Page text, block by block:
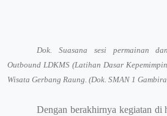
Dok. Suasana sesi permainan
Outbound LDKMS (Latihan Dasar
Wisata Gerbang Raung. (Dok. SMAN 1
Dengan berakhirnya kegiatan di